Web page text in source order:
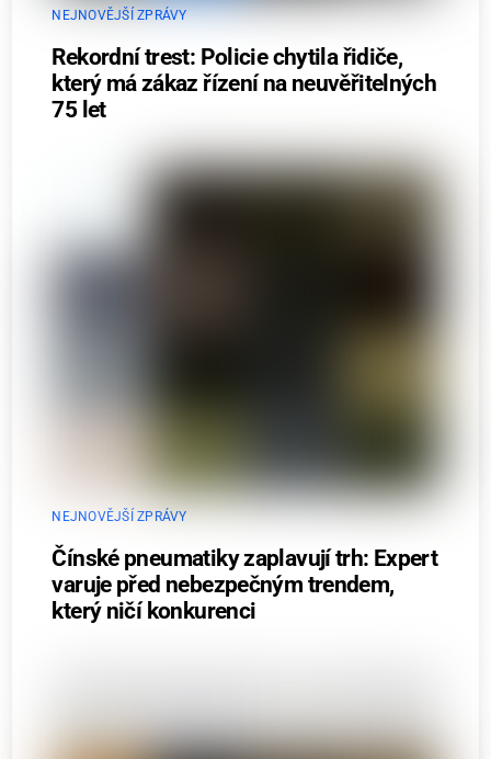
NEJNOVĚJŠÍ ZPRÁVY
Rekordní trest: Policie chytila řidiče,
který má zákaz řízení na neuvěřitelných
75 let
NEJNOVĚJŠÍ ZPRÁVY
Čínské pneumatiky zaplavují trh: Expert
varuje před nebezpečným trendem,
který ničí konkurenci